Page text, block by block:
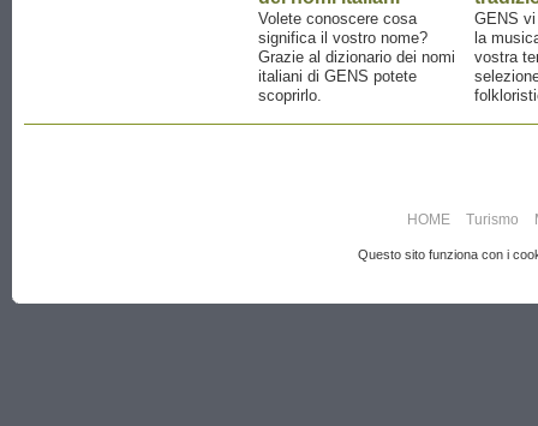
Volete conoscere cosa
significa il vostro nome?
Grazie al dizionario dei nomi
italiani di GENS potete
scoprirlo.
GENS
la
vostra
HOME Turismo
Questo sito funziona con i